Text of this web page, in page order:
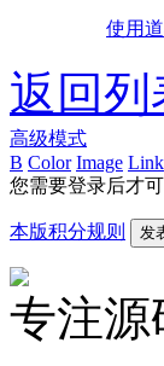
使用
返回列
高级模式
B Color Image Link
您需要登录后才
本版积分规则 发
专注源